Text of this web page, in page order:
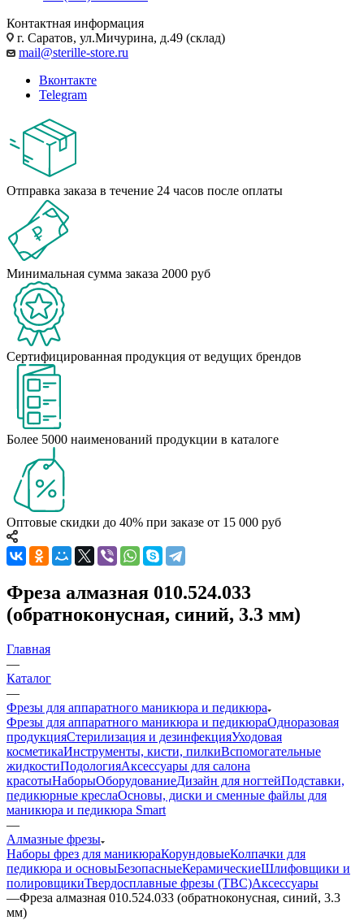
Контактная информация
г. Саратов, ул.Мичурина, д.49 (склад)
mail@sterille-store.ru
Вконтакте
Telegram
Отправка заказа в течение 24 часов после оплаты
Минимальная сумма заказа 2000 руб
Сертифицированная продукция от ведущих брендов
Более 5000 наименований продукции в каталоге
Оптовые скидки до 40% при заказе от 15 000 руб
Фреза алмазная 010.524.033
(обратноконусная, синий, 3.3 мм)
Главная
—
Каталог
—
Фрезы для аппаратного маникюра и педикюра
Фрезы для аппаратного маникюра и педикюраОдноразовая
продукцияСтерилизация и дезинфекцияУходовая
косметикаИнструменты, кисти, пилкиВспомогательные
жидкостиПодологияАксессуары для салона
красотыНаборыОборудованиеДизайн для ногтейПодставки,
педикюрные креслаОсновы, диски и сменные файлы для
маникюра и педикюра Smart
—
Алмазные фрезы
Наборы фрез для маникюраКорундовыеКолпачки для
педикюра и основыБезопасныеКерамическиеШлифовщики и
полировщикиТвердосплавные фрезы (ТВС)Аксессуары
—Фреза алмазная 010.524.033 (обратноконусная, синий, 3.3
мм)